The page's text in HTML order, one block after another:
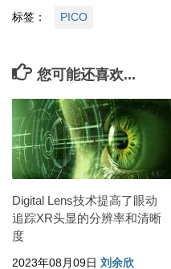
标签： PICO
您可能还喜欢...
Digital Lens技术提高了眼动
追踪XR头显的分辨率和清晰
度
2023年08月09日 刘余欣